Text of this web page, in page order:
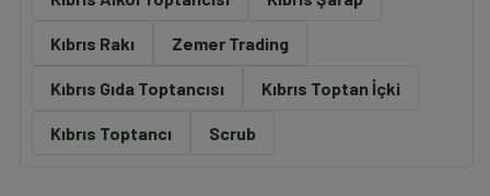
Kıbrıs Rakı Zemer Trading
Kıbrıs Gıda Toptancısı Kıbrıs Toptan İçki
Kıbrıs Toptancı Scrub